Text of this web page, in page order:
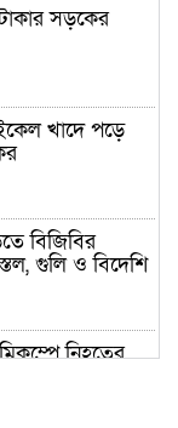
সড়কের
খাদে পড়ে
বিজিবির
গুলি ও বিদেশি
নিহতের